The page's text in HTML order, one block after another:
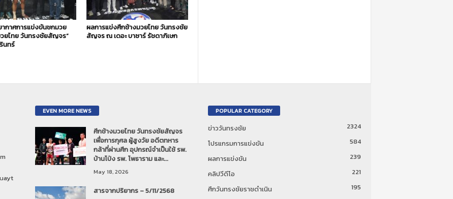
กาศการแข่งขันชกมวย
ยไทย วันทรงชัยสัญจร”
นทร์
ผลการแข่งศึกช้างมวยไทย วันทรงชัย
สัญจร ณ เดอะ บาซาร์ รัชดาภิเษก
EVEN MORE NEWS
ศึกช้างมวยไทย วันทรงชัยสัญจร
เพื่อการกุศล ผู้สูงวัย อดีตทหาร
กล้าที่ผ่านศึก อุปกรณ์จำเป็นใช้ รพ.
บ้านโป่ง รพ. โพธาราม และ...
May 18, 2026
สารจากปริยากร – 5/11/2568
POPULAR CATEGORY
ข่าววันทรงชัย
2324
โปรแกรมการแข่งขัน
584
ผลการแข่งขัน
239
คลิปวีดีโอ
221
ศึกวันทรงชัยราชดำเนิน
195